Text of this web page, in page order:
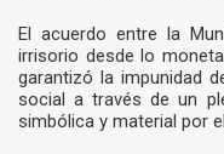
El acuerdo entre la
irrisorio desde lo
garantizó la impunidad
social a través de un
simbólica y material por